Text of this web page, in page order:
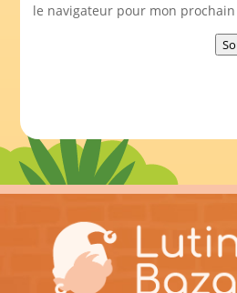
le navigateur pour mon